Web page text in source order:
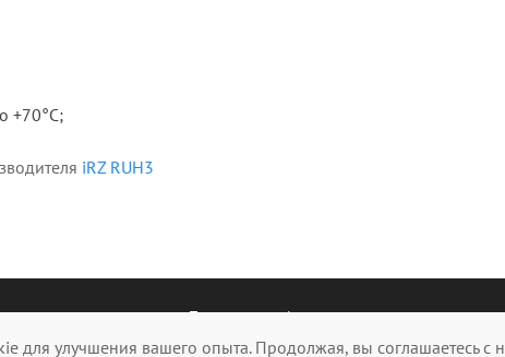
+70°С;
iRZ RUH3
Политика конфиденциальности
для улучшения вашего опыта. Продолжая, вы соглашаетесь с